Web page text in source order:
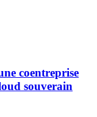
coentreprise
souverain